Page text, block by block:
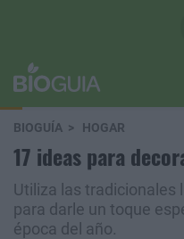
BIOGUÍA HOGAR
17 ideas para
Utiliza las tradicionales
para darle un toque
época del año.